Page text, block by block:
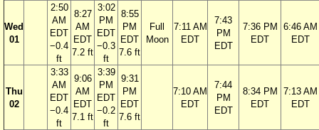
Wed
01
2:50
AM
EDT
−0.4
ft
8:27
AM
EDT
7.2 ft
3:02
PM
EDT
−0.3
ft
8:55
PM
EDT
7.6 ft
Full
Moon
7:11 AM
EDT
7:43
PM
EDT
7:36 PM
EDT
6:46 AM
EDT
Thu
02
3:33
AM
EDT
−0.4
ft
9:06
AM
EDT
7.1 ft
3:39
PM
EDT
−0.2
ft
9:31
PM
EDT
7.6 ft
7:10 AM
EDT
7:44
PM
EDT
8:34 PM
EDT
7:13 AM
EDT